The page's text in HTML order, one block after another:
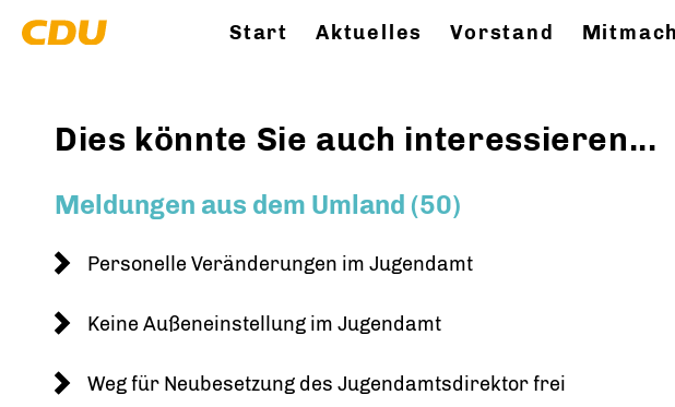
Start Aktuelles Vorstand
Dies könnte Sie auch interessieren...
Meldungen aus dem Umland (50)
Personelle Veränderungen im Jugendamt
Keine Außeneinstellung im Jugendamt
Weg für Neubesetzung des Jugendamtsdirektor frei